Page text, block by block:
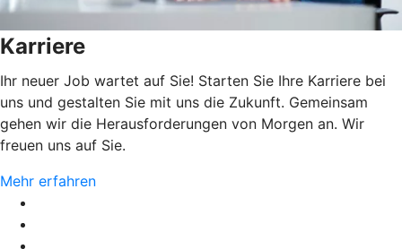
Karriere
Ihr neuer Job wartet auf Sie! Starten Sie Ihre Karriere bei
uns und gestalten Sie mit uns die Zukunft. Gemeinsam
gehen wir die Herausforderungen von Morgen an. Wir
freuen uns auf Sie.
Mehr erfahren